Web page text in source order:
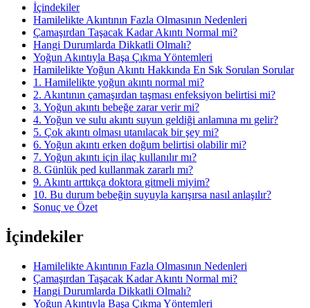
İçindekiler
Hamilelikte Akıntının Fazla Olmasının Nedenleri
Çamaşırdan Taşacak Kadar Akıntı Normal mi?
Hangi Durumlarda Dikkatli Olmalı?
Yoğun Akıntıyla Başa Çıkma Yöntemleri
Hamilelikte Yoğun Akıntı Hakkında En Sık Sorulan Sorular
1. Hamilelikte yoğun akıntı normal mi?
2. Akıntının çamaşırdan taşması enfeksiyon belirtisi mi?
3. Yoğun akıntı bebeğe zarar verir mi?
4. Yoğun ve sulu akıntı suyun geldiği anlamına mı gelir?
5. Çok akıntı olması utanılacak bir şey mi?
6. Yoğun akıntı erken doğum belirtisi olabilir mi?
7. Yoğun akıntı için ilaç kullanılır mı?
8. Günlük ped kullanmak zararlı mı?
9. Akıntı arttıkça doktora gitmeli miyim?
10. Bu durum bebeğin suyuyla karışırsa nasıl anlaşılır?
Sonuç ve Özet
İçindekiler
Hamilelikte Akıntının Fazla Olmasının Nedenleri
Çamaşırdan Taşacak Kadar Akıntı Normal mi?
Hangi Durumlarda Dikkatli Olmalı?
Yoğun Akıntıyla Başa Çıkma Yöntemleri